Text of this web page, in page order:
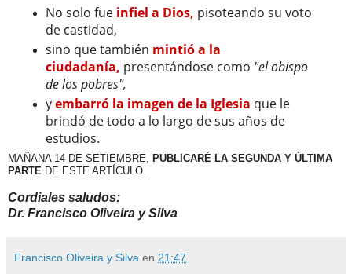
No solo fue infiel a Dios, pisoteando su voto
de castidad,
sino que también mintió a la
ciudadanía, presentándose como "el obispo
de los pobres",
yembarró la imagen de la Iglesia que le
brindó de todo a lo largo de sus años de
estudios.
MAÑANA 14 DE SETIEMBRE,
PUBLICARÉ LA SEGUNDA Y ÚLTIMA
PARTE DE ESTE ARTÍCULO.
Cordiales saludos:
Dr. Francisco Oliveira y Silva
Francisco Oliveira y Silva en 21:47